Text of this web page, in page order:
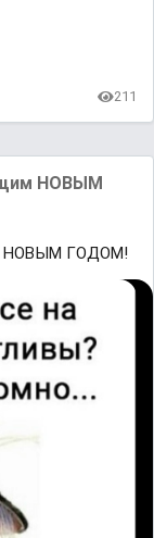
211
НОВЫМ
НОВЫМ ГОДОМ!